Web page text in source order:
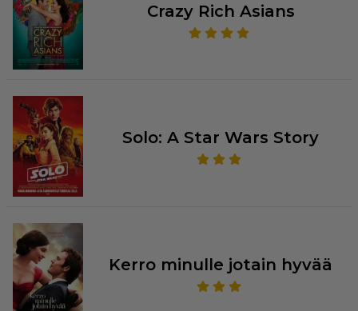
Crazy Rich Asians
Solo: A Star Wars Story
Kerro minulle jotain hyvää